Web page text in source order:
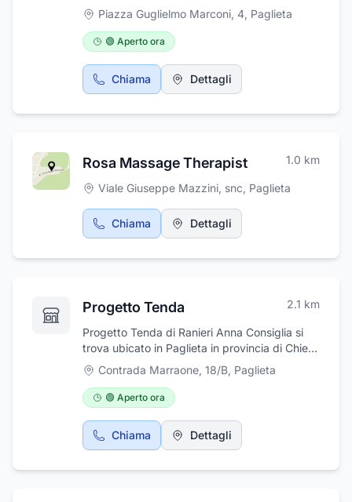
Streptococco, test PCR, analisi sangue
capillare, vastissimo reparto COSMETICO
Piazza Guglielmo Marconi, 4, Paglieta
🟢 Aperto ora
Chiama Dettagli
Rosa Massage Therapist 1.0 km
Viale Giuseppe Mazzini, snc, Paglieta
Chiama Dettagli
Progetto Tenda 2.1 km
Progetto Tenda di Ranieri Anna Consiglia si
trova ubicato in Paglieta in provincia di Chieti,
in ctr. Marraone 18/B. Progetto Tenda di
Ranieri Anna Consiglia dispone di un vasto
assortimento di tendaggi, tappezzeria e
tende da sole da interno e da esterno. Il
negozio è contattabile tramite il numero
telefonico 0872/900060 e all'indirizzo di
Contrada Marraone, 18/B, Paglieta
🟢 Aperto ora
Chiama Dettagli